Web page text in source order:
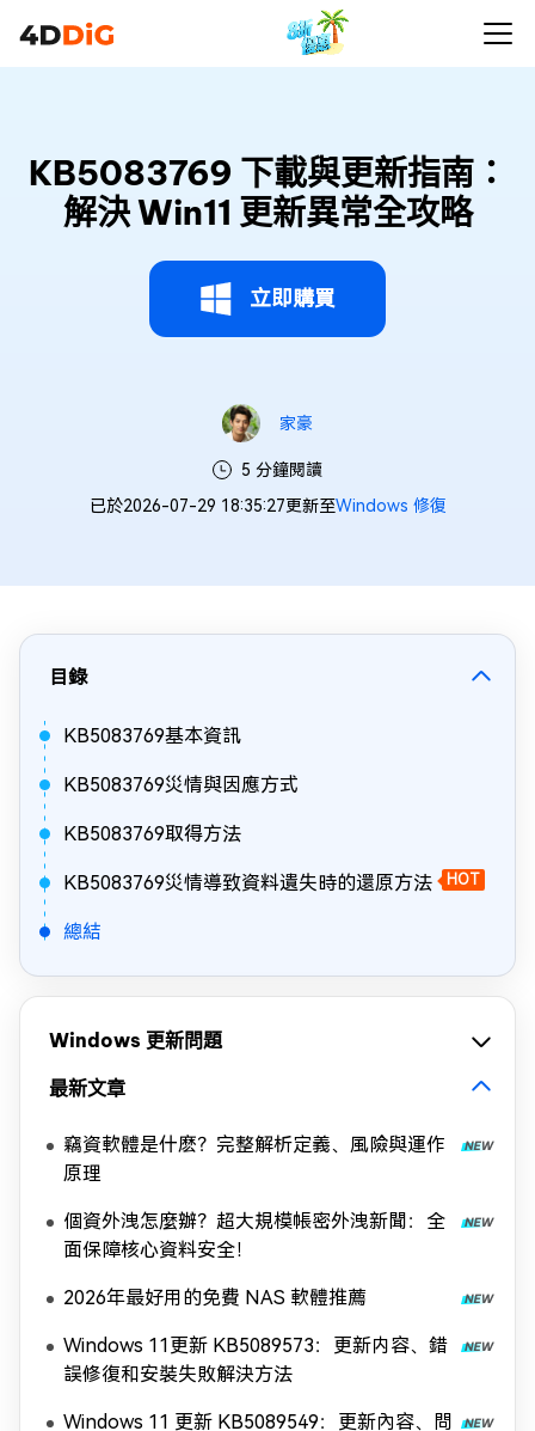
KB5083769 下載與更新指南：
解決 Win11 更新異常全攻略
立即購買
家豪
5 分鐘閱讀
已於2026-07-29 18:35:27更新至Windows 修復
目錄
KB5083769基本資訊
KB5083769災情與因應方式
KB5083769取得方法
KB5083769災情導致資料遺失時的還原方法 HOT
總結
Windows 更新問題
最新文章
竊資軟體是什麽？完整解析定義、風險與運作
原理
個資外洩怎麼辦？超大規模帳密外洩新聞：全
面保障核心資料安全！
2026年最好用的免費 NAS 軟體推薦
Windows 11更新 KB5089573：更新内容、錯
誤修復和安裝失敗解決方法
Windows 11 更新 KB5089549：更新內容、問